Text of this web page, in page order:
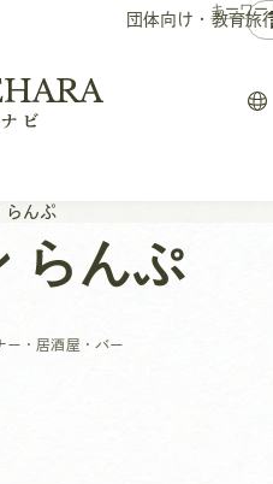
団体向け・教育旅
らんぷ
らんぷ
ー・居酒屋・バー